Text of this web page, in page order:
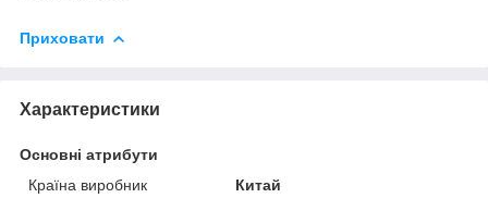
Приховати
Характеристики
Основні атрибути
Країна виробник
Китай